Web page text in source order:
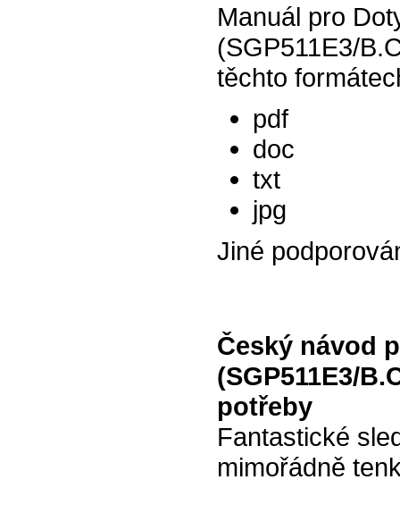
Manuál pro
(SGP511E3/
těchto
pdf
doc
txt
jpg
Jiné
Český návod
(SGP511E3/
potřeby
Fantastické
mimořádně